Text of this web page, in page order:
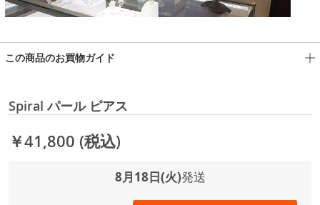
この商品のお買物ガイド
Spiral パール ピアス
￥41,800 (税込)
8月18日(火)発送